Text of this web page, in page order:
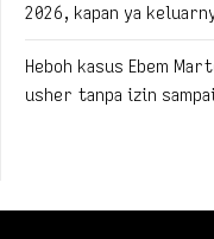
2026, kapan ya
Heboh kasus Ebem
usher tanpa izin